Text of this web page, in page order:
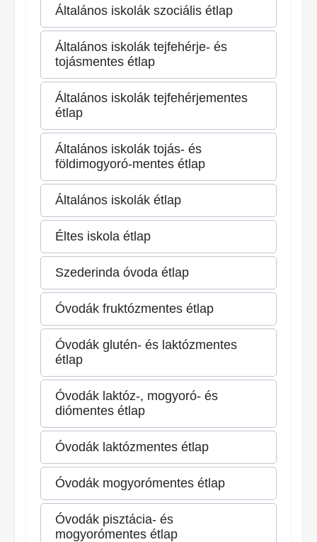
Általános iskolák szociális étlap
Általános iskolák tejfehérje- és
tojásmentes étlap
Általános iskolák tejfehérjementes
étlap
Általános iskolák tojás- és
földimogyoró-mentes étlap
Általános iskolák étlap
Éltes iskola étlap
Szederinda óvoda étlap
Óvodák fruktózmentes étlap
Óvodák glutén- és laktózmentes
étlap
Óvodák laktóz-, mogyoró- és
diómentes étlap
Óvodák laktózmentes étlap
Óvodák mogyorómentes étlap
Óvodák pisztácia- és
mogyorómentes étlap